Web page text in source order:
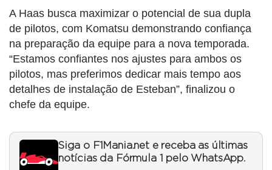
A Haas busca maximizar o potencial de sua dupla
de pilotos, com Komatsu demonstrando confiança
na preparação da equipe para a nova temporada.
“Estamos confiantes nos ajustes para ambos os
pilotos, mas preferimos dedicar mais tempo aos
detalhes de instalação de Esteban”, finalizou o
chefe da equipe.
Siga o F1Mania.net e receba as últimas
notícias da Fórmula 1 pelo WhatsApp.